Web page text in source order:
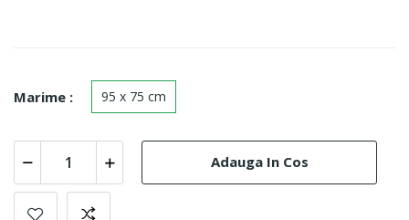
Marime : 95 x 75 cm
Adauga In Cos